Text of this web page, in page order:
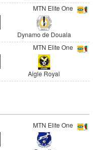
MTN Elite One
Dynamo de Douala
MTN Elite One
Aigle Royal
MTN Elite One